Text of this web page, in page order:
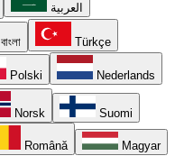
العربية
বাংলা Türkçe
Polski Nederlands
Norsk Suomi
Română Magyar